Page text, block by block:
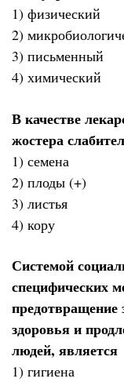
1) физический
2)
3) письменный
4) химический
В качестве
жостера
1) семена
2) плоды (+)
3) листья
4) кору
Системой
специфических
предотвращение
здоровья и
людей, является
1) гигиена